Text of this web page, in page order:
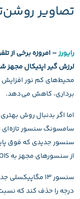
تصاویر
رایورز
لرزش گیر اپتیکال مجهز
محیط‌های کم نور افزایش
برداری، کاهش می‌دهد.
اما اگر بدنبال روش
سامسونگ سنسور تازه‌ای
سنسور جدیدی که فوق
از سنسورهای مجهز به OIS (لرزش گیر اپتیکال) بهتر عمل خواهد کرد.
درجه را حذف کند که نسبت